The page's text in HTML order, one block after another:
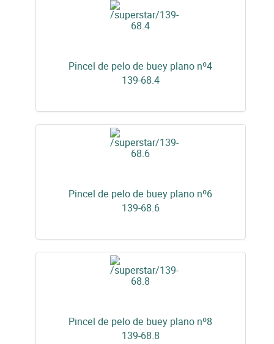
Pincel de pelo de buey plano nº4
139-68.4
Pincel de pelo de buey plano nº6
139-68.6
Pincel de pelo de buey plano nº8
139-68.8